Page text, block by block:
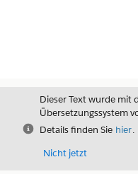
Schließen
Dieser Text wurde mit
Übersetzungssystem
Details finden Sie hier.
Nicht jetzt